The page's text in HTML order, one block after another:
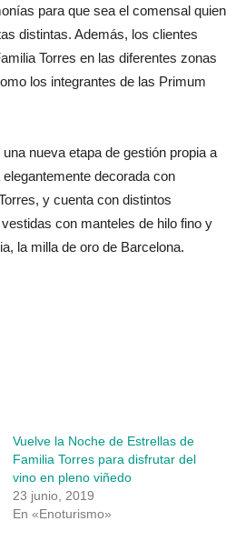
para que sea el comensal quien
distintas. Además, los clientes
Torres en las diferentes zonas
los integrantes de las Primum
nueva etapa de gestión propia a
decorada con
y cuenta con distintos
con manteles de hilo fino y
la milla de oro de Barcelona.
Vuelve la Noche de Estrellas de
Familia Torres para disfrutar del
vino en pleno viñedo
23 junio, 2019
En «Enoturismo»